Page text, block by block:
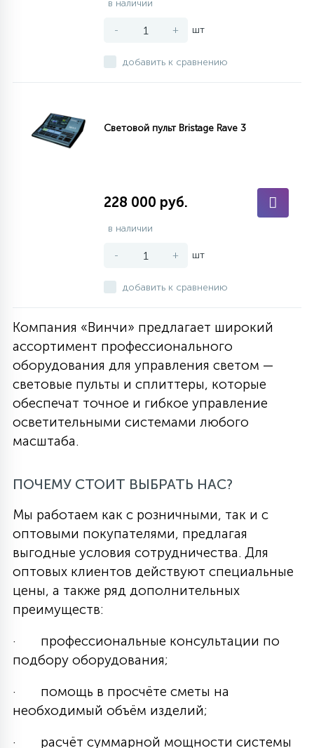
в наличии
- + шт
добавить к сравнению
Световой пульт Bristage Rave 3
228 000 руб.
в наличии
- + шт
добавить к сравнению
Компания «Винчи» предлагает широкий
ассортимент профессионального
оборудования для управления светом —
световые пульты и сплиттеры, которые
обеспечат точное и гибкое управление
осветительными системами любого
масштаба.
ПОЧЕМУ СТОИТ ВЫБРАТЬ НАС?
Мы работаем как с розничными, так и с
оптовыми покупателями, предлагая
выгодные условия сотрудничества. Для
оптовых клиентов действуют специальные
цены, а также ряд дополнительных
преимуществ:
· профессиональные консультации по
подбору оборудования;
· помощь в просчёте сметы на
необходимый объём изделий;
· расчёт суммарной мощности системы